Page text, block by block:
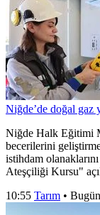
Niğde’de doğal gaz
Niğde Halk Eğitimi
becerilerini
istihdam
Ateşçiliği Kursu"
10:55 Tarım •